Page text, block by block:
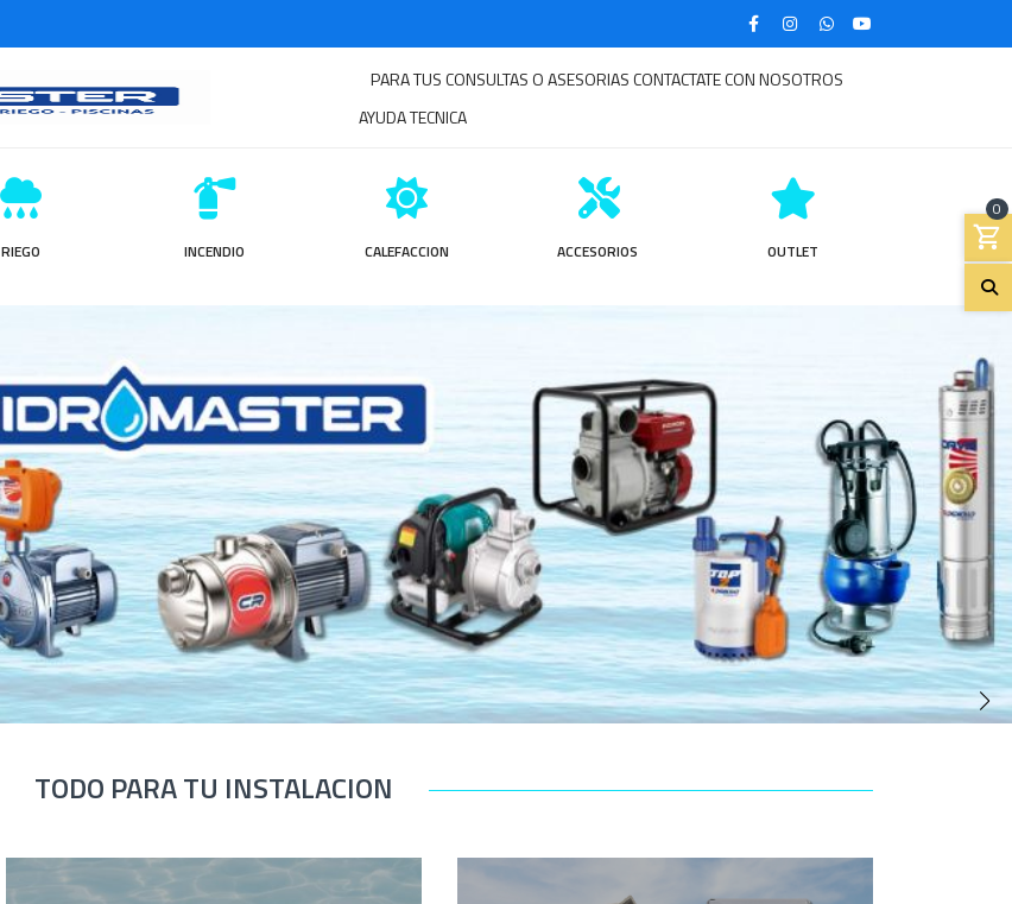
PARA TUS CONSULTAS O ASESORIAS CONTACTATE CON NOSOTROS
AYUDA TECNICA
0
RIEGO INCENDIO CALEFACCION ACCESORIOS OUTLET
TODO PARA TU INSTALACION